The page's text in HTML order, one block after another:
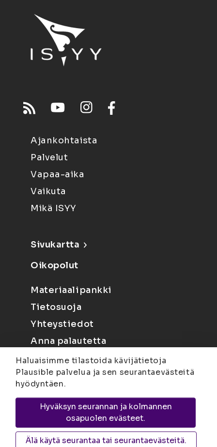
Ajankohtaista
Palvelut
Vapaa-aika
Vaikuta
Mikä ISYY
Sivukartta
Oikopolut
Materiaalipankki
Tietosuoja
Yhteystiedot
Anna palautetta
Joensuu
Suvantokatu 6, 80100 Joensuu |
KuopioYliopistonranta 15, PL 1627, 70211
Kuopio
Haluaisimme tilastoida kävijätietoja
Plausible palvelua ja sen seurantaevästeitä
hyödyntäen.
Hyväksyn seurannan ja kolmannen
osapuolen evästeet.
Älä käytä seurantaa tai seurantaevästeitä.